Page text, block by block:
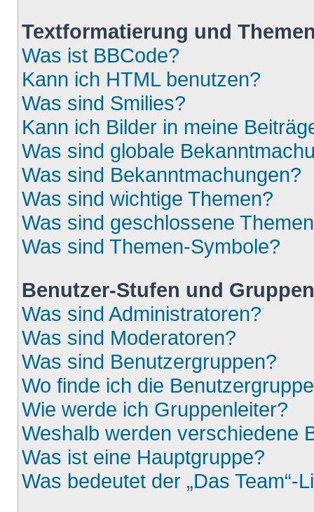
Textformatierung und
Was ist BBCode?
Kann ich HTML benutzen?
Was sind Smilies?
Kann ich Bilder in meine
Was sind globale
Was sind Bekanntmachungen?
Was sind wichtige Themen?
Was sind geschlossene
Was sind Themen-Symbole?
Benutzer-Stufen und Gruppen
Was sind Administratoren?
Was sind Moderatoren?
Was sind Benutzergruppen?
Wo finde ich die
Wie werde ich Gruppenleiter?
Weshalb werden verschiedene
Was ist eine Hauptgruppe?
Was bedeutet der „Das Team“-